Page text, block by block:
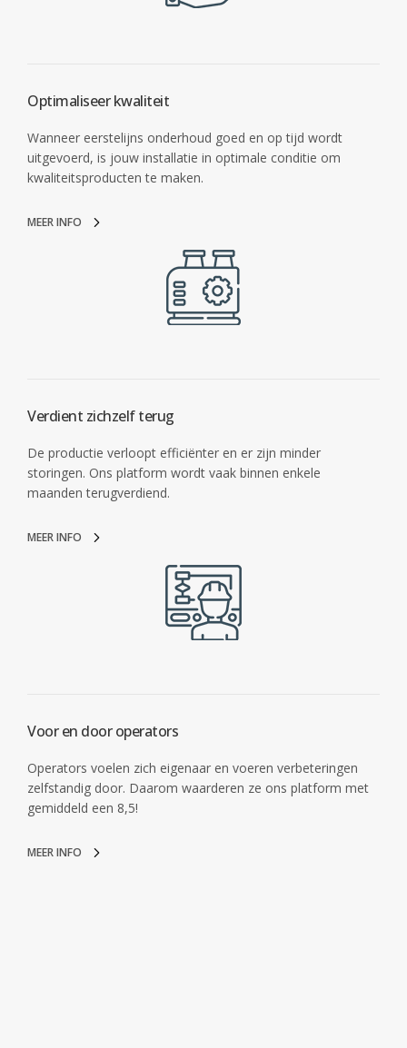
Optimaliseer kwaliteit
Wanneer eerstelijns onderhoud goed en op tijd wordt
uitgevoerd, is jouw installatie in optimale conditie om
kwaliteitsproducten te maken.
MEER INFO
Verdient zichzelf terug
De productie verloopt efficiënter en er zijn minder
storingen. Ons platform wordt vaak binnen enkele
maanden terugverdiend.
MEER INFO
Voor en door operators
Operators voelen zich eigenaar en voeren verbeteringen
zelfstandig door. Daarom waarderen ze ons platform met
gemiddeld een 8,5!
MEER INFO